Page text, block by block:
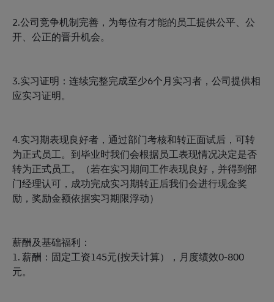
2.公司竞争机制完善，为每位有才能的员工提供公平、公
开、公正的晋升机会。
3.实习证明：连续完整完成至少6个月实习者，公司提供相
应实习证明。
4.实习期表现良好者，通过部门考核和转正面试后，可转
为正式员工。到毕业时我们会根据员工表现情况决定是否
转为正式员工。（若在实习期间工作表现良好，并得到部
门经理认可，成功完成实习期转正后我们会进行现金奖
励，奖励金额依据实习期限浮动）
薪酬及基础福利：
1. 薪酬：固定工资145元(按天计算），月度绩效0-800
元。